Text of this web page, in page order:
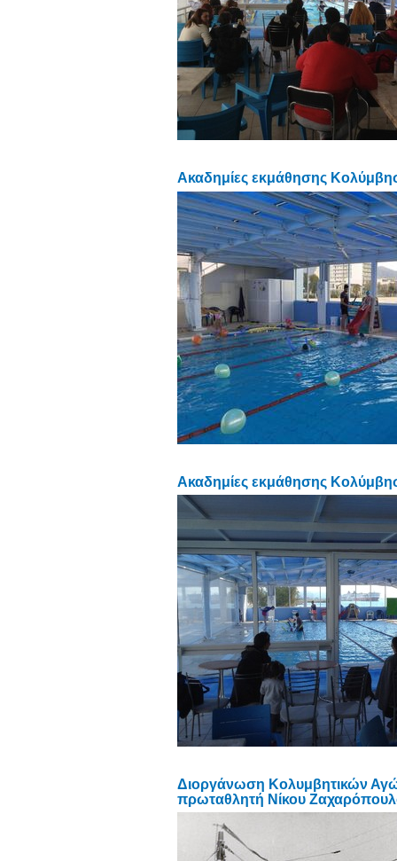
Ακαδημίες εκμάθησης
Ακαδημίες εκμάθησης
Διοργάνωση Κολυμβητικών
πρωταθλητή Νίκου